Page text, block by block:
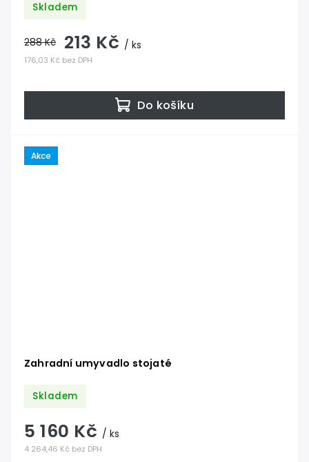
Skladem
176,03 Kč bez DPH
288 Kč 213 Kč / ks
Do košíku
Akce
Zahradní umyvadlo stojaté
Skladem
4 264,46 Kč bez DPH
5 160 Kč / ks